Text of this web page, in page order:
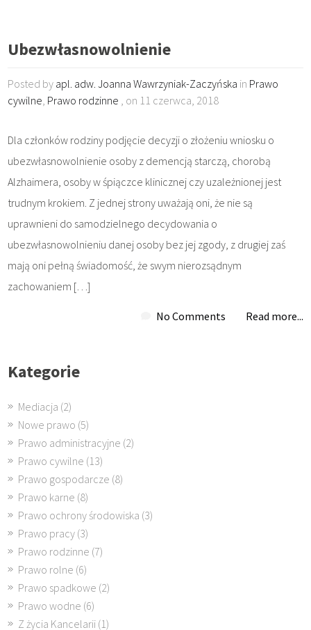
Ubezwłasnowolnienie
Posted by apl. adw. Joanna Wawrzyniak-Zaczyńska in Prawo
cywilne, Prawo rodzinne , on 11 czerwca, 2018
Dla członków rodziny podjęcie decyzji o złożeniu wniosku o
ubezwłasnowolnienie osoby z demencją starczą, chorobą
Alzhaimera, osoby w śpiączce klinicznej czy uzależnionej jest
trudnym krokiem. Z jednej strony uważają oni, że nie są
uprawnieni do samodzielnego decydowania o
ubezwłasnowolnieniu danej osoby bez jej zgody, z drugiej zaś
mają oni pełną świadomość, że swym nierozsądnym
zachowaniem […]
No Comments Read more...
Kategorie
Mediacja (2)
Nowe prawo (5)
Prawo administracyjne (2)
Prawo cywilne (13)
Prawo gospodarcze (8)
Prawo karne (8)
Prawo ochrony środowiska (3)
Prawo pracy (3)
Prawo rodzinne (7)
Prawo rolne (6)
Prawo spadkowe (2)
Prawo wodne (6)
Z życia Kancelarii (1)